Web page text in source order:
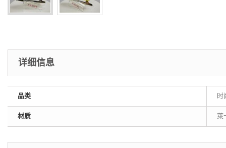
详细信息
品类 时
材质 萊